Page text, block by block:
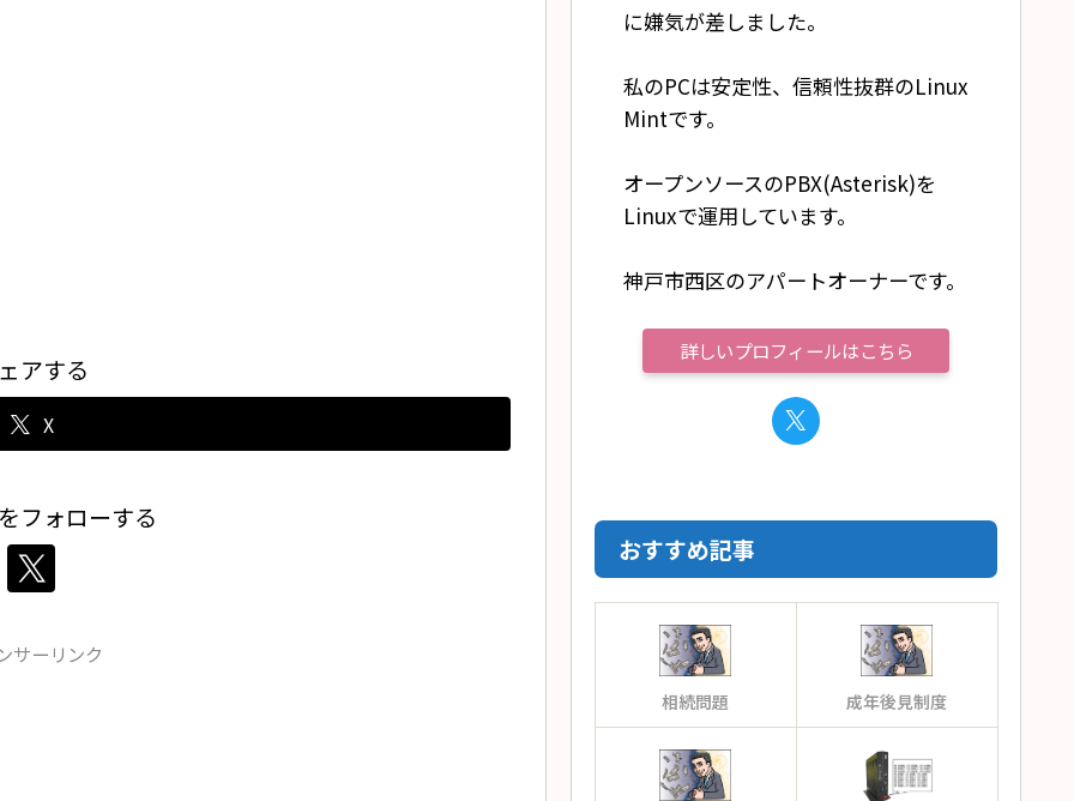
アする
X
フォローする
サーリンク
に嫌気が差しました。
私のPCは安定性、信頼性抜群のLinux
Mintです。
オープンソースのPBX(Asterisk)を
Linuxで運用しています。
神戸市西区のアパートオーナーです。
詳しいプロフィールはこちら
おすすめ記事
相続問題 成年後見制度